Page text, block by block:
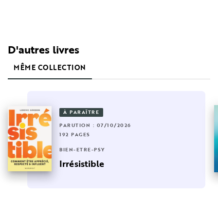
D'autres livres
MÊME COLLECTION
À PARAÎTRE
PARUTION : 07/10/2026
192 PAGES
BIEN-ÊTRE-PSY
Irrésistible